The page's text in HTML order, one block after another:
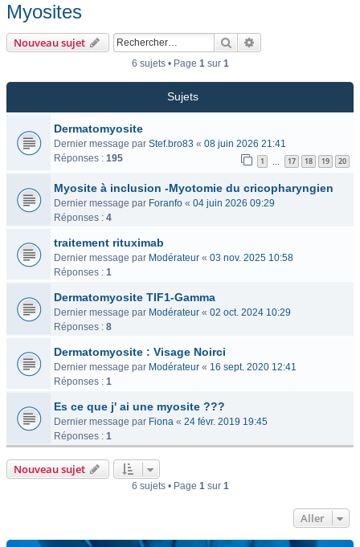
Myosites
Nouveau sujet Rechercher
6 sujets • Page 1sur 1
Sujets
Dermatomyosite
Dernier message par Stef.bro83 « 08 juin 2026 21:41
Réponses : 195 1 17 18 19 20
Myosite à inclusion -Myotomie du cricopharyngien
Dernier message par Foranfo « 04 juin 2026 09:29
Réponses : 4
traitement rituximab
Dernier message par Modérateur « 03 nov. 2025 10:58
Réponses : 1
Dermatomyosite TIF1-Gamma
Dernier message par Modérateur « 02 oct. 2024 10:29
Réponses : 8
Dermatomyosite : Visage Noirci
Dernier message par Modérateur « 16 sept. 2020 12:41
Réponses : 1
Es ce que j' ai une myosite ???
Dernier message par Fiona « 24 févr. 2019 19:45
Réponses : 1
Nouveau sujet
6 sujets • Page 1sur 1
Aller